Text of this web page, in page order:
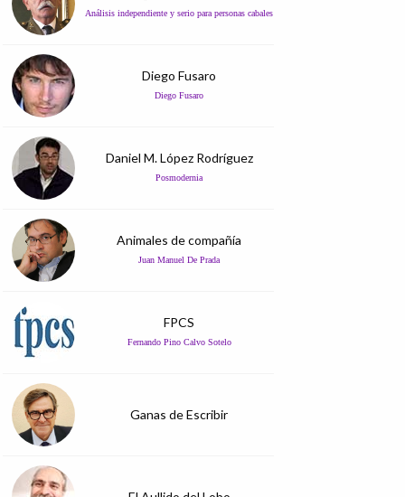
Análisis independiente y serio para personas cabales
Diego Fusaro
Diego Fusaro
Daniel M. López Rodríguez
Posmodernia
Animales de compañía
Juan Manuel De Prada
FPCS
Fernando Pino Calvo Sotelo
Ganas de Escribir